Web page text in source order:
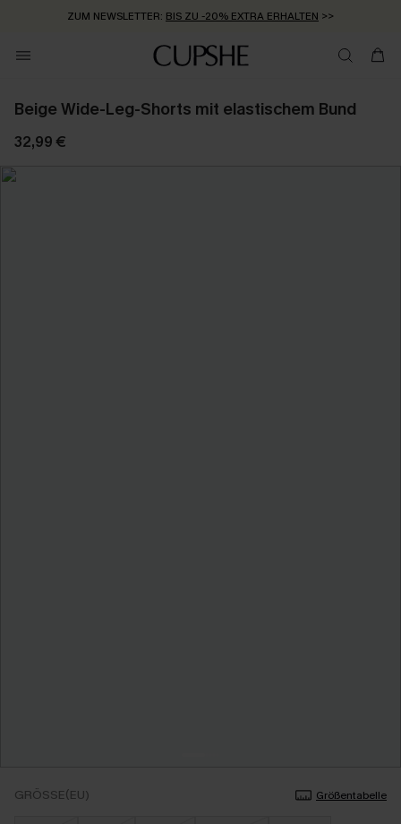
ZUM NEWSLETTER: BIS ZU -20% EXTRA ERHALTEN >>
KOSTENLOSER VERSAND AB 89 €
Beige Wide-Leg-Shorts mit elastischem Bund
32,99 €
GRÖSSE(EU) Größentabelle